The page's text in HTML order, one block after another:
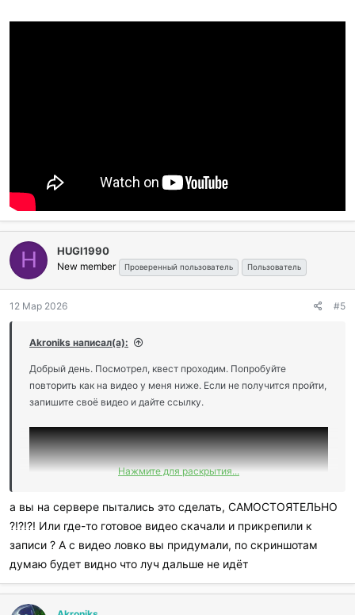
H HUGI1990
New member Проверенный пользователь Пользователь
12 Мар 2026 #5
Akroniks написал(а):
Добрый день. Посмотрел, квест проходим. Попробуйте
повторить как на видео у меня ниже. Если не получится пройти,
запишите своё видео и дайте ссылку.
Нажмите для раскрытия...
а вы на сервере пытались это сделать, САМОСТОЯТЕЛЬНО
?!?!?! Или где-то готовое видео скачали и прикрепили к
записи ? А с видео ловко вы придумали, по скриншотам
думаю будет видно что луч дальше не идёт